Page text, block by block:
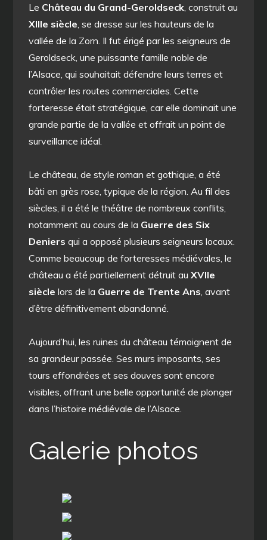
Le Château du Grand-Geroldseck, construit au
XIIIe siècle, se dresse sur les hauteurs de la
vallée de la Zorn. Il fut érigé par les seigneurs de
Geroldseck, une puissante famille noble de
l’Alsace, qui souhaitait défendre leurs terres et
contrôler les routes commerciales. Cette
forteresse était stratégique, car elle dominait une
grande partie de la vallée et offrait un point de
surveillance idéal.
Le château, de style roman et gothique, a été
bâti en grès rose, typique de la région. Au fil des
siècles, il a été le théâtre de nombreux conflits,
notamment au cours de la Guerre des Six
Deniers qui a opposé plusieurs seigneurs locaux.
Comme beaucoup de forteresses médiévales, le
château a été partiellement détruit auXVIIe
siècle lors de la Guerre de Trente Ans, avant
d’être définitivement abandonné.
Aujourd’hui, les ruines du château témoignent de
sa grandeur passée. Ses murs imposants, ses
tours effondrées et ses douves sont encore
visibles, offrant une belle opportunité de plonger
dans l’histoire médiévale de l’Alsace.
Galerie photos